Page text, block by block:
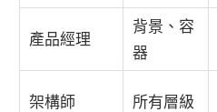
產品經理
背景、容
器
架構師 所有層級